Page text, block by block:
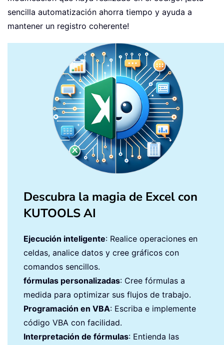
sencilla automatización ahorra tiempo y ayuda a
mantener un registro coherente!
Descubra la magia de Excel con
KUTOOLS AI
Ejecución inteligente: Realice operaciones en
celdas, analice datos y cree gráficos con
comandos sencillos.
fórmulas personalizadas: Cree fórmulas a
medida para optimizar sus flujos de trabajo.
Programación en VBA: Escriba e implemente
código VBA con facilidad.
Interpretación de fórmulas: Entienda las